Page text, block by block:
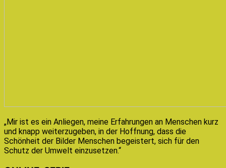
„Mir ist es ein Anliegen, meine Erfahrungen an Menschen kurz
und knapp weiterzugeben, in der Hoffnung, dass die
Schönheit der Bilder Menschen begeistert, sich für den
Schutz der Umwelt einzusetzen.“